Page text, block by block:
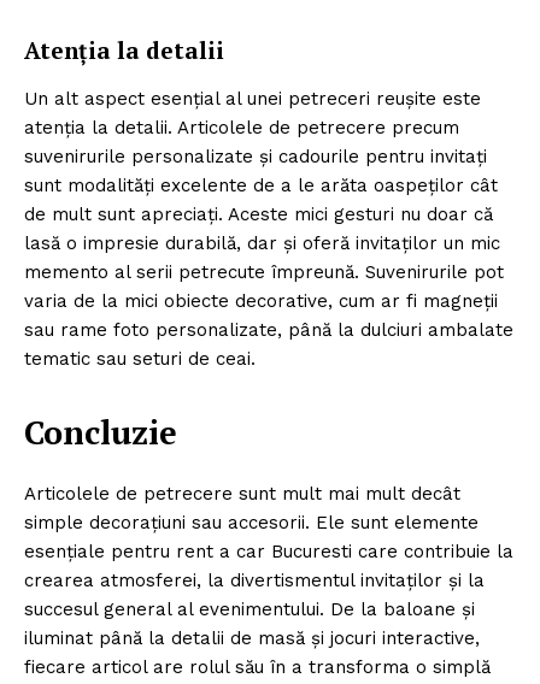
Atenția la detalii
Un alt aspect esențial al unei petreceri reușite este
atenția la detalii. Articolele de petrecere precum
suvenirurile personalizate și cadourile pentru invitați
sunt modalități excelente de a le arăta oaspeților cât
de mult sunt apreciați. Aceste mici gesturi nu doar că
lasă o impresie durabilă, dar și oferă invitaților un mic
memento al serii petrecute împreună. Suvenirurile pot
varia de la mici obiecte decorative, cum ar fi magneții
sau rame foto personalizate, până la dulciuri ambalate
tematic sau seturi de ceai.
Concluzie
Articolele de petrecere sunt mult mai mult decât
simple decorațiuni sau accesorii. Ele sunt elemente
esențiale pentru rent a car Bucuresti care contribuie la
crearea atmosferei, la divertismentul invitaților și la
succesul general al evenimentului. De la baloane și
iluminat până la detalii de masă și jocuri interactive,
fiecare articol are rolul său în a transforma o simplă